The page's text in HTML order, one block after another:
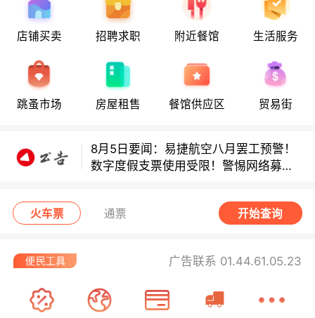
店铺买卖 招聘求职 附近餐馆 生活服务
跳蚤市场 房屋租售 餐馆供应区 贸易街
多款避孕套因安全缺陷召回！
多款避孕套因安全缺陷召回！
数字度假支票使用受限！警惕网络募捐
骗局！
火车票 通票 开始查询
广告联系 01.44.61.05.23